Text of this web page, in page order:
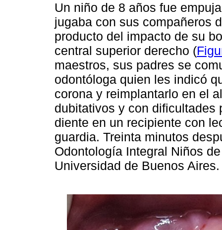
Un niño de 8 años fue
jugaba con sus compañeros
producto del impacto de su
central superior derecho (
maestros, sus padres se
odontóloga quien les indicó
corona y reimplantarlo en el
dubitativos y con dificultades
diente en un recipiente con
guardia. Treinta minutos
Odontología Integral Niños
Universidad de Buenos Aires.